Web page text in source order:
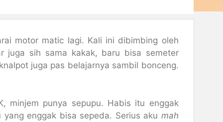
motor matic lagi. Kali ini dibimbing oleh
juga sih sama kakak, baru bisa semeter
juga pas belajarnya sambil bonceng.
minjem punya sepupu. Habis itu enggak
enggak bisa sepeda. Serius aku mah